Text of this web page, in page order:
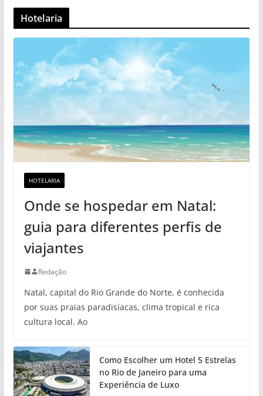
Hotelaria
HOTELARIA
Onde se hospedar em Natal:
guia para diferentes perfis de
viajantes
Redação
Natal, capital do Rio Grande do Norte, é conhecida
por suas praias paradisíacas, clima tropical e rica
cultura local. Ao
Como Escolher um Hotel 5 Estrelas
no Rio de Janeiro para uma
Experiência de Luxo